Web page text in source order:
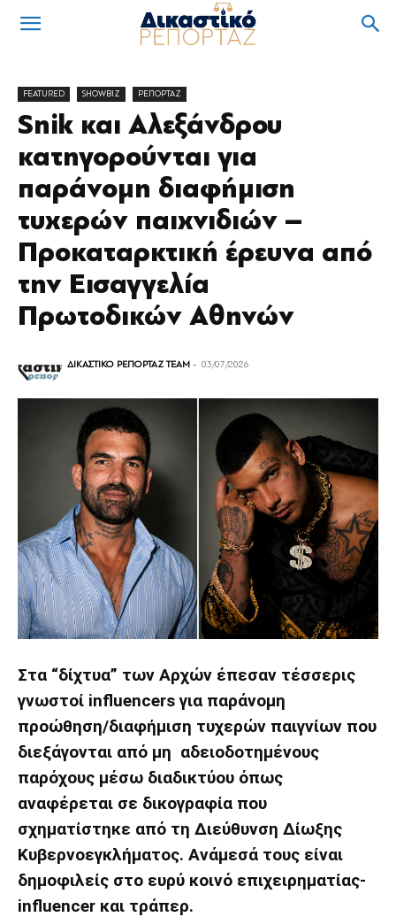
FEATURED SHOWBIZ ΡΕΠΟΡΤΑΖ
Snik και Αλεξάνδρου
κατηγορούνται για
παράνομη διαφήμιση
τυχερών παιχνιδιών –
Προκαταρκτική έρευνα από
την Εισαγγελία
Πρωτοδικών Αθηνών
ΔΙΚΑΣΤΙΚΟ ΡΕΠΟΡΤΑΖ TEAM - 03/07/2026
Στα “δίχτυα” των Αρχών έπεσαν τέσσερις
γνωστοί influencers για παράνομη
προώθηση/διαφήμιση τυχερών παιγνίων που
διεξάγονται από μη αδειοδοτημένους
παρόχους μέσω διαδικτύου όπως
αναφέρεται σε δικογραφία που
σχηματίστηκε από τη Διεύθυνση Δίωξης
Κυβερνοεγκλήματος. Ανάμεσά τους είναι
δημοφιλείς στο ευρύ κοινό επιχειρηματίας-
influencer και τράπερ.